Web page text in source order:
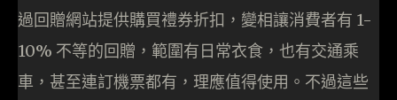
過回贈網站提供購買禮券折扣，變相讓消費者有 1-
10% 不等的回贈，範圍有日常衣食，也有交通乘
車，甚至連訂機票都有，理應值得使用。不過這些